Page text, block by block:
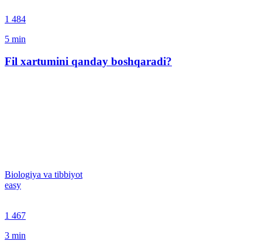
1 484
5 min
Fil xartumini qanday boshqaradi?
Biologiya va tibbiyot
easy
1 467
3 min